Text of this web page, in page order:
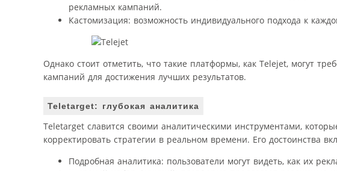
рекламных кампаний.
Кастомизация: возможность индивидуального подхода к
Однако стоит отметить, что такие платформы, как Telejet, могут
кампаний для достижения лучших результатов.
Teletarget: глубокая аналитика
Teletarget славится своими аналитическими инструментами,
корректировать стратегии в реальном времени. Его достоинства
Подробная аналитика: пользователи могут видеть, как их